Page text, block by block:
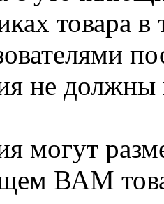
товара
не должны
могут
ВАМ